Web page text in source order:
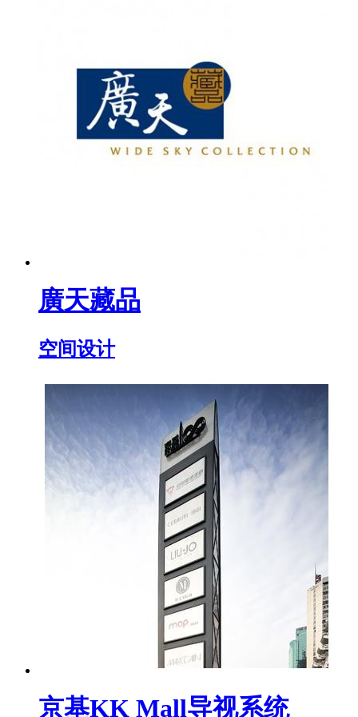
廣天藏品
空间设计
京基KK Mall导视系统